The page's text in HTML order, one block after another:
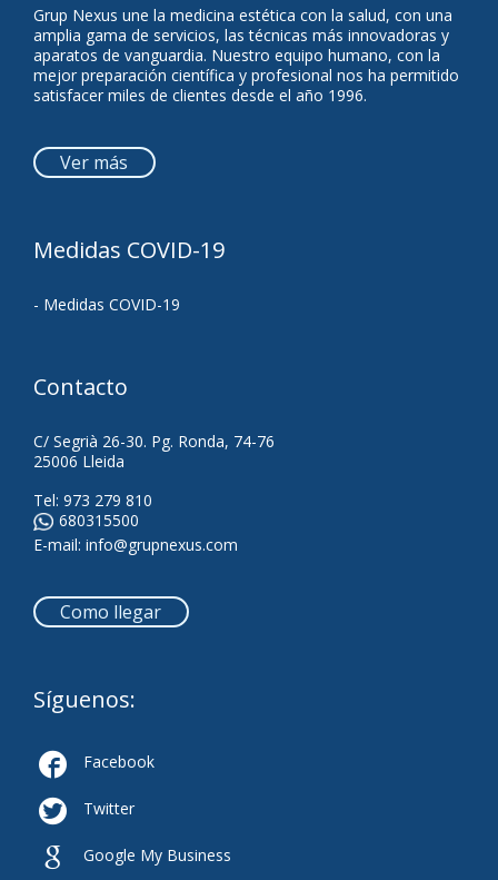
Grup Nexus une la medicina estética con la salud, con una
amplia gama de servicios, las técnicas más innovadoras y
aparatos de vanguardia. Nuestro equipo humano, con la
mejor preparación científica y profesional nos ha permitido
satisfacer miles de clientes desde el año 1996.
Ver más
Medidas COVID-19
- Medidas COVID-19
Contacto
C/ Segrià 26-30. Pg. Ronda, 74-76
25006 Lleida
Tel: 973 279 810
680315500
E-mail: info@grupnexus.com
Como llegar
Síguenos:
 Facebook
 Twitter
 Google My Business